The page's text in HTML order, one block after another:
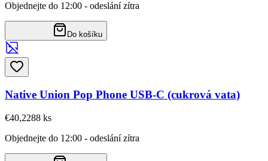
Objednejte do 12:00 - odeslání zítra
Do košíku
Native Union Pop Phone USB-C (cukrová vata)
€40,2288 ks
Objednejte do 12:00 - odeslání zítra